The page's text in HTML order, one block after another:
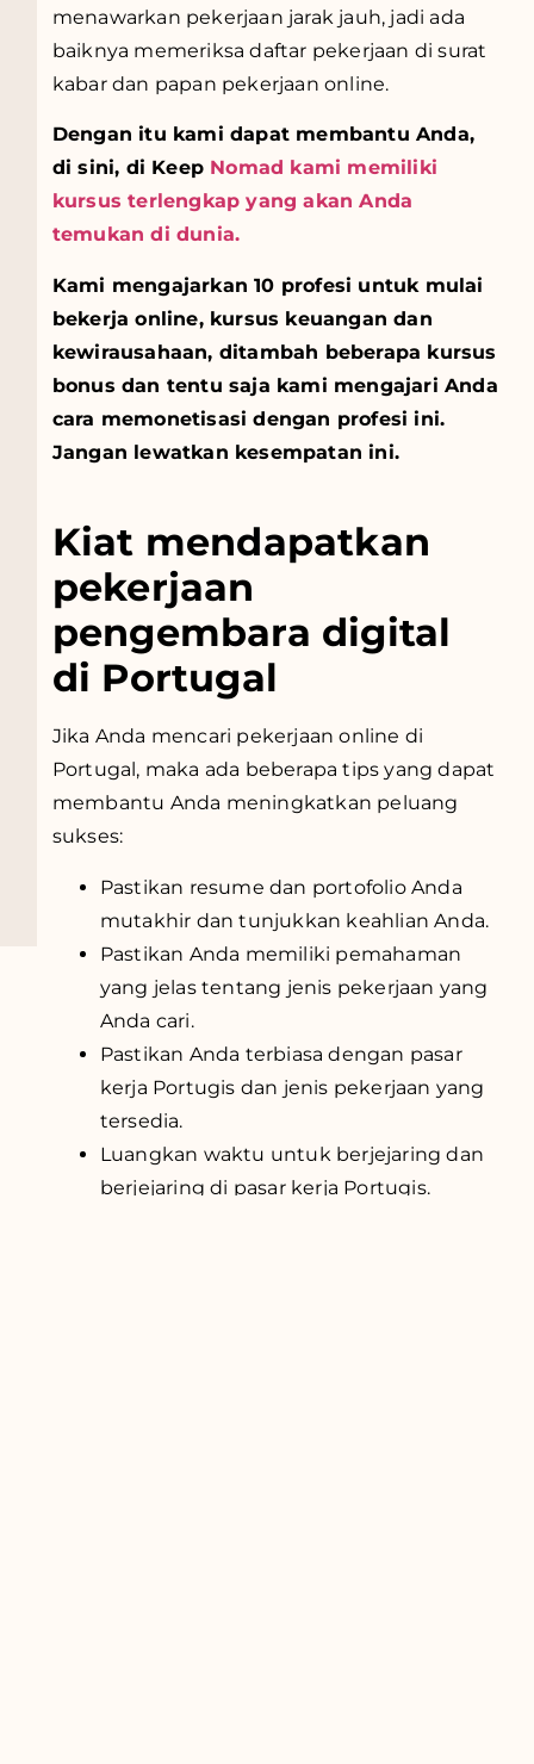
menawarkan pekerjaan jarak jauh, jadi ada
baiknya memeriksa daftar pekerjaan di surat
kabar dan papan pekerjaan online.
Dengan itu kami dapat membantu Anda,
di sini, di Keep Nomad kami memiliki
kursus terlengkap yang akan Anda
temukan di dunia.
Kami mengajarkan 10 profesi untuk mulai
bekerja online, kursus keuangan dan
kewirausahaan, ditambah beberapa kursus
bonus dan tentu saja kami mengajari Anda
cara memonetisasi dengan profesi ini.
Jangan lewatkan kesempatan ini.
Kiat mendapatkan
pekerjaan
pengembara digital
di Portugal
Jika Anda mencari pekerjaan online di
Portugal, maka ada beberapa tips yang dapat
membantu Anda meningkatkan peluang
sukses:
Pastikan resume dan portofolio Anda
mutakhir dan tunjukkan keahlian Anda.
Pastikan Anda memiliki pemahaman
yang jelas tentang jenis pekerjaan yang
Anda cari.
Pastikan Anda terbiasa dengan pasar
kerja Portugis dan jenis pekerjaan yang
tersedia.
Luangkan waktu untuk berjejaring dan
berjejaring di pasar kerja Portugis.